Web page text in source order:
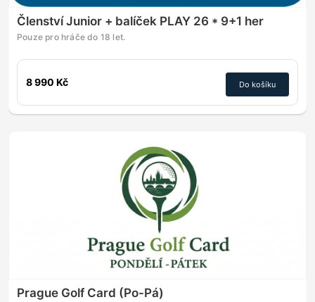
Členství Junior + balíček PLAY 26 * 9+1 her
Pouze pro hráče do 18 let.
8 990 Kč Do košíku
Prague Golf Card (Po-Pá)